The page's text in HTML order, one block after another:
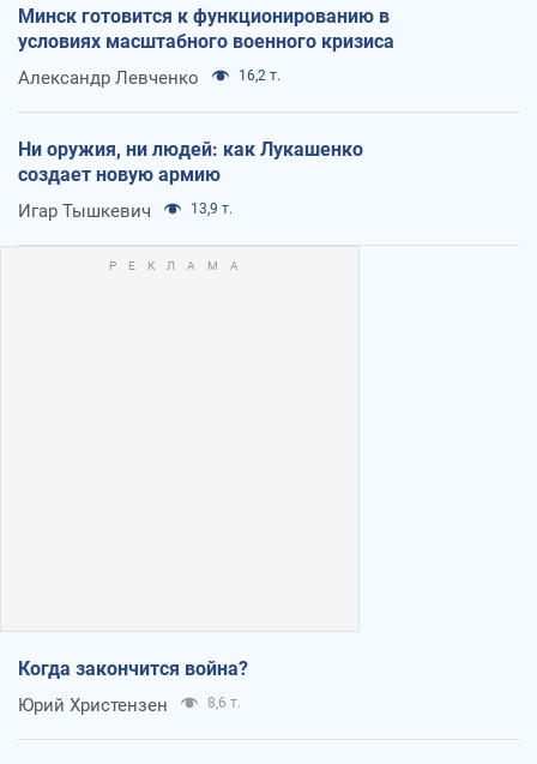
Минск готовится к функционированию в
условиях масштабного военного кризиса
Александр Левченко 16,2 т.
Ни оружия, ни людей: как Лукашенко
создает новую армию
Игар Тышкевич 13,9 т.
Когда закончится война?
Юрий Христензен 8,6 т.